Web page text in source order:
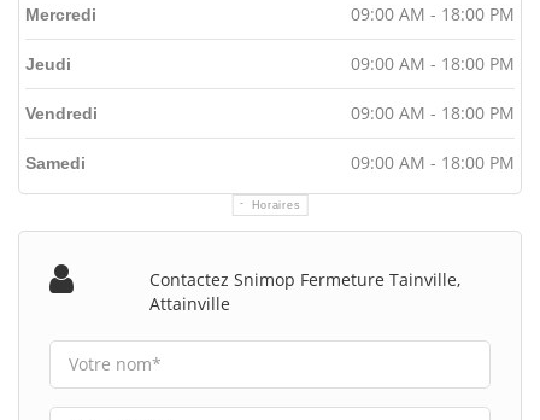
Horaires
Mercredi 09:00 AM - 18:00 PM
Jeudi 09:00 AM - 18:00 PM
Vendredi 09:00 AM - 18:00 PM
Samedi 09:00 AM - 18:00 PM
Contactez Snimop Fermeture Tainville,
Attainville